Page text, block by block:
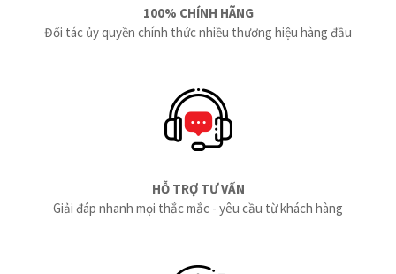
100% CHÍNH HÃNG
Đối tác ủy quyền chính thức nhiều thương hiệu hàng đầu
HỖ TRỢ TƯ VẤN
Giải đáp nhanh mọi thắc mắc - yêu cầu từ khách hàng